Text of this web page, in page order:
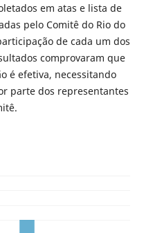
em atas e lista de
pelo Comitê do Rio do
de cada um dos
comprovaram que
é efetiva, necessitando
parte dos representantes